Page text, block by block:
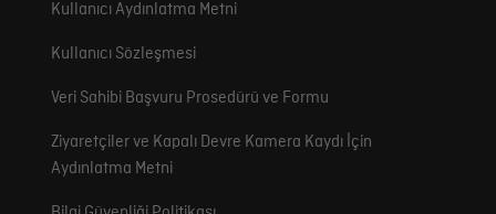
Kullanıcı Aydınlatma Metni
Kullanıcı Sözleşmesi
Veri Sahibi Başvuru Prosedürü ve Formu
Ziyaretçiler ve Kapalı Devre Kamera Kaydı İçin
Aydınlatma Metni